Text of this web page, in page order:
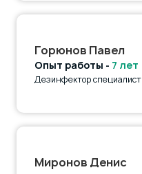
Горюнов Павел
Опыт работы - 7 лет
Дезинфектор специалист
Миронов Денис